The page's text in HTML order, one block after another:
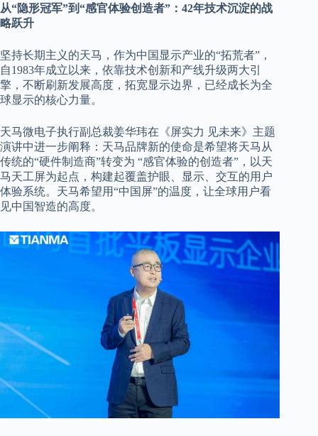
从“隐形冠军”到“感官体验创造者”：42年技术沉淀的战
略跃升
坚持长期主义的天马，作为中国显示产业的“拓荒者”，
自1983年成立以来，依靠技术创新和产线升级两大引
擎，不断刷新发展高度，拓宽显示边界，已经成长为全
球显示的核心力量。
天马微电子执行副总裁姜华玮在《屏实力 见未来》主题
演讲中进一步阐释：天马品牌新的使命是希望将天马从
传统的“硬件制造商”转变为 “感官体验的创造者”，以天
马天工屏为起点，构建起覆盖护眼、显示、交互的用户
体验系统。天马希望用“中国屏”的温度，让全球用户看
见中国智造的高度。